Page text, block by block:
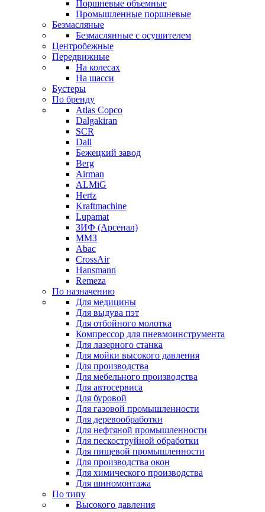
Поршневые объемные
Промышленные поршневые
Безмасляные
Безмаслянные с осушителем
Центробежные
Передвижные
На колесах
На шасси
Бустеры
По бренду
Atlas Copco
Dalgakiran
SCR
Dali
Бежецкий завод
Berg
Airman
ALMiG
Hertz
Kraftmachine
Lupamat
ЗИФ (Арсенал)
ММЗ
Abac
CrossAir
Hansmann
Remeza
По назначению
Для медицины
Для выдува пэт
Для отбойного молотка
Компрессор для пневмоинструмента
Для лазерного станка
Для мойки высокого давления
Для производства
Для мебельного производства
Для автосервиса
Для буровой
Для газовой промышленности
Для деревообработки
Для нефтяной промышленности
Для пескоструйной обработки
Для пищевой промышленности
Для производства окон
Для химического производства
Для шиномонтажа
По типу
Высокого давления